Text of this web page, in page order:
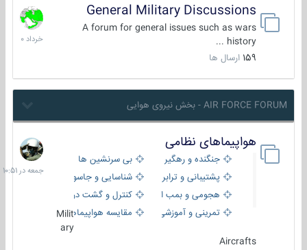
General Military Discussions
A forum for general issues such as wars
history ...
159 ارسال ها
10
خرداد
1400
AIR FORCE FORUM - بخش نیروی هوایی
هواپیماهای نظامی
جنگنده و رهگیر
بی سرنشین ها
پشتیبانی و ترابری
شناسایی و جاسوسی
هجومی و بمب افکن
کنترل و گشت دریایی
تمرینی و آموزشی
مقایسه هواپیماهاMilit
ary
Aircrafts
جمعه
در
10:51